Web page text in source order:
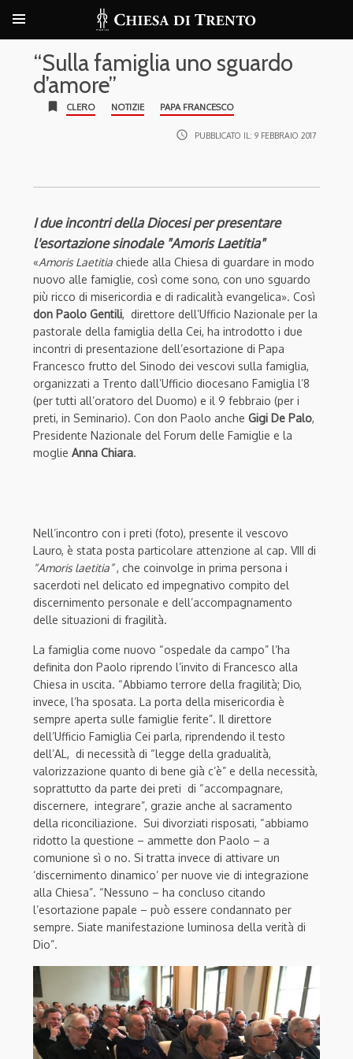
“Sulla famiglia uno sguardo
d’amore”
bookmark CLERO NOTIZIE PAPA FRANCESCO
access_time PUBBLICATO IL: 9 FEBBRAIO 2017
I due incontri della Diocesi per presentare
l'esortazione sinodale "Amoris Laetitia"
«Amoris Laetitia chiede alla Chiesa di guardare in modo
nuovo alle famiglie, così come sono, con uno sguardo
più ricco di misericordia e di radicalità evangelica». Così
don Paolo Gentili, direttore dell’Ufficio Nazionale per la
pastorale della famiglia della Cei, ha introdotto i due
incontri di presentazione dell’esortazione di Papa
Francesco frutto del Sinodo dei vescovi sulla famiglia,
organizzati a Trento dall’Ufficio diocesano Famiglia l’8
(per tutti all’oratoro del Duomo) e il 9 febbraio (per i
preti, in Seminario). Con don Paolo anche Gigi De Palo,
Presidente Nazionale del Forum delle Famiglie e la
moglie Anna Chiara.
Nell’incontro con i preti (foto), presente il vescovo
Lauro, è stata posta particolare attenzione al cap. VIII di
“Amoris laetitia”, che coinvolge in prima persona i
sacerdoti nel delicato ed impegnativo compito del
discernimento personale e dell’accompagnamento
delle situazioni di fragilità.
La famiglia come nuovo “ospedale da campo” l’ha
definita don Paolo riprendo l’invito di Francesco alla
Chiesa in uscita. “Abbiamo terrore della fragilità; Dio,
invece, l’ha sposata. La porta della misericordia è
sempre aperta sulle famiglie ferite”. Il direttore
dell’Ufficio Famiglia Cei parla, riprendendo il testo
dell’AL, di necessità di “legge della gradualità,
valorizzazione quanto di bene già c’è” e della necessità,
soprattutto da parte dei preti di “accompagnare,
discernere, integrare”, grazie anche al sacramento
della riconciliazione. Sui divorziati risposati, “abbiamo
ridotto la questione – ammette don Paolo – a
comunione sì o no. Si tratta invece di attivare un
‘discernimento dinamico’ per nuove vie di integrazione
alla Chiesa”. “Nessuno – ha concluso citando
l’esortazione papale – può essere condannato per
sempre. Siate manifestazione luminosa della verità di
Dio”.